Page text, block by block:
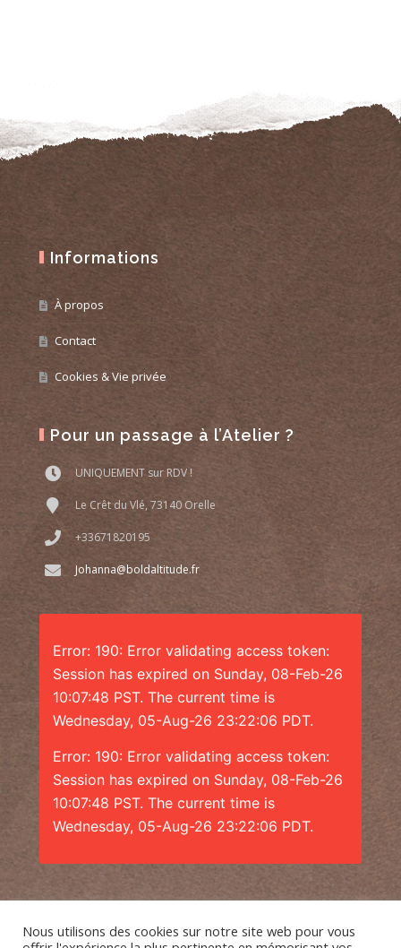
Informations
À propos
Contact
Cookies & Vie privée
Pour un passage à l’Atelier ?
UNIQUEMENT sur RDV !
Le Crêt du Vlé, 73140 Orelle
+33671820195
Johanna@boldaltitude.fr
Error: 190: Error validating access token:
Session has expired on Sunday, 08-Feb-26
10:07:48 PST. The current time is
Wednesday, 05-Aug-26 23:22:06 PDT.
Error: 190: Error validating access token:
Session has expired on Sunday, 08-Feb-26
10:07:48 PST. The current time is
Wednesday, 05-Aug-26 23:22:06 PDT.
Nous utilisons des cookies sur notre site web pour vous